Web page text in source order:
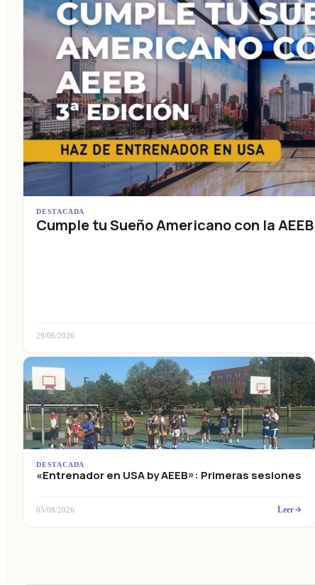
DESTACADA
Cumple tu Sueño Americano con la
29/06/2026
DESTACADA
«Entrenador en USA by AEEB»: Primeras sesiones
05/08/2026 Leer